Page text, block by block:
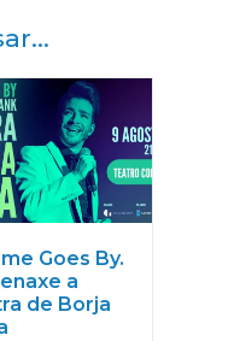
Goes By.
a
de Borja